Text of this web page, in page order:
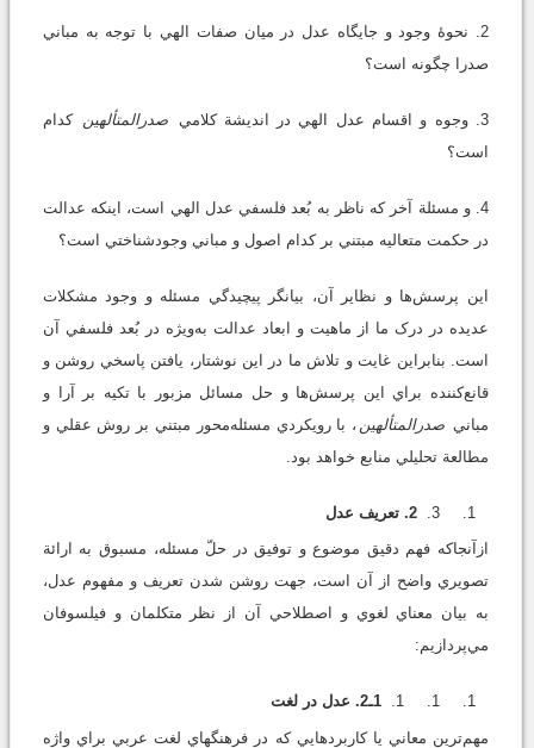
2. نحوۀ وجود و جايگاه عدل در ميان صفات الهي با توجه به مباني
صدرا چگونه است؟
3. وجوه و اقسام عدل الهي در انديشة کلامي صدرالمتألهين کدام
است؟
4. و مسئلة آخر كه ناظر به بُعد فلسفي عدل الهي است، اينکه عدالت
در حکمت متعاليه مبتني بر کدام اصول و مباني وجودشناختي است؟
اين پرسش‌ها و نظاير آن، بيانگر پيچيدگي مسئله و وجود مشکلات
عديده در درک ما از ماهيت و ابعاد عدالت به‌ويژه در بُعد فلسفي آن
است. بنابراين غايت و تلاش ما در اين نوشتار، يافتن پاسخي روشن و
قانع‌کننده براي اين پرسش‌ها و حل مسائل مزبور با تکيه بر آرا و
مباني صدرالمتألهين ، با رويکردي مسئله‌محور مبتني بر روش عقلي و
مطالعة تحليلي منابع خواهد بود.
2. تعريف عدل
ازآنجاکه فهم دقيق موضوع و توفيق در حلّ مسئله، مسبوق به ارائة
تصويري واضح از آن است، جهت روشن شدن تعريف و مفهوم عدل،
به بيان معناي لغوي و اصطلاحي آن از نظر متکلمان و فيلسوفان
مي‌پردازيم:
1ـ2. عدل در لغت
مهم‌ترين معاني يا كاربردهايي که در فرهنگ‎­هاي لغت عربي براي واژه